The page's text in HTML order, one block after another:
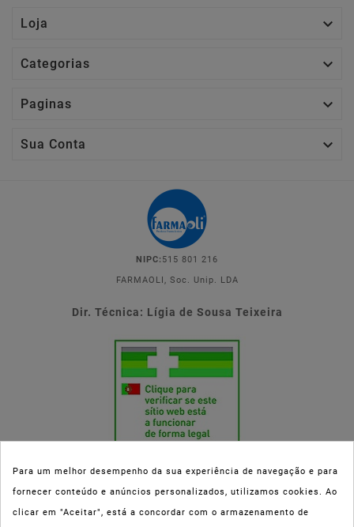
Loja 
Categorias 
Paginas 
Sua Conta 
NIPC: 515 801 216
FARMAOLI, Soc. Unip. LDA
Dir. Técnica: Lígia de Sousa Teixeira
Esta parafarmácia (Farmaoli) encontra-se autorizada pelo INFARMED
Para um melhor desempenho da sua experiência de navegação e para
fornecer conteúdo e anúncios personalizados, utilizamos cookies. Ao
clicar em "Aceitar", está a concordar com o armazenamento de